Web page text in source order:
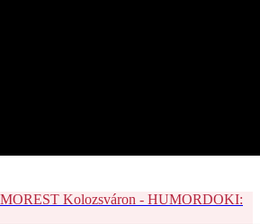
Kolozsváron - HUMORDOKI: